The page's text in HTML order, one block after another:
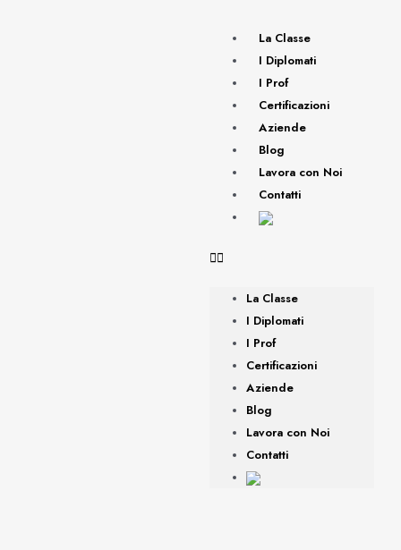
La Classe
I Diplomati
I Prof
Certificazioni
Aziende
Blog
Lavora con Noi
Contatti
La Classe
I Diplomati
I Prof
Certificazioni
Aziende
Blog
Lavora con Noi
Contatti